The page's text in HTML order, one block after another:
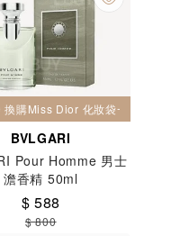
購Miss Dior 化妝袋一個
BVLGARI
Pour Homme 男士
澹香精 50ml
$ 588
$ 800